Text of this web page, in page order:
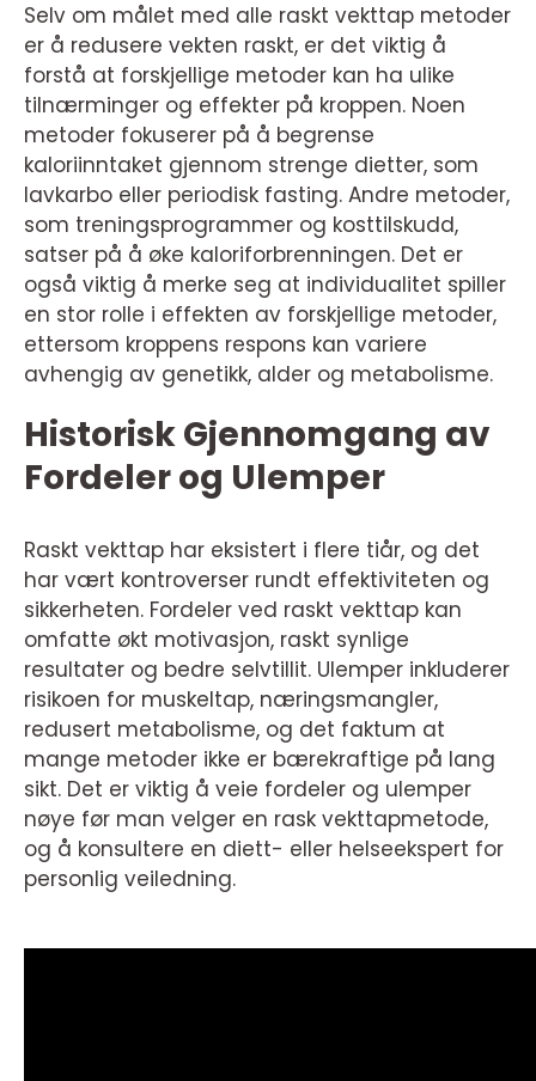
Selv om målet med alle raskt vekttap metoder
er å redusere vekten raskt, er det viktig å
forstå at forskjellige metoder kan ha ulike
tilnærminger og effekter på kroppen. Noen
metoder fokuserer på å begrense
kaloriinntaket gjennom strenge dietter, som
lavkarbo eller periodisk fasting. Andre metoder,
som treningsprogrammer og kosttilskudd,
satser på å øke kaloriforbrenningen. Det er
også viktig å merke seg at individualitet spiller
en stor rolle i effekten av forskjellige metoder,
ettersom kroppens respons kan variere
avhengig av genetikk, alder og metabolisme.
Historisk Gjennomgang av
Fordeler og Ulemper
Raskt vekttap har eksistert i flere tiår, og det
har vært kontroverser rundt effektiviteten og
sikkerheten. Fordeler ved raskt vekttap kan
omfatte økt motivasjon, raskt synlige
resultater og bedre selvtillit. Ulemper inkluderer
risikoen for muskeltap, næringsmangler,
redusert metabolisme, og det faktum at
mange metoder ikke er bærekraftige på lang
sikt. Det er viktig å veie fordeler og ulemper
nøye før man velger en rask vekttapmetode,
og å konsultere en diett- eller helseekspert for
personlig veiledning.